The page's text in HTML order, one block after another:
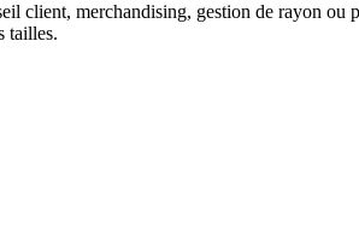
client, merchandising, gestion de rayon ou
tailles.